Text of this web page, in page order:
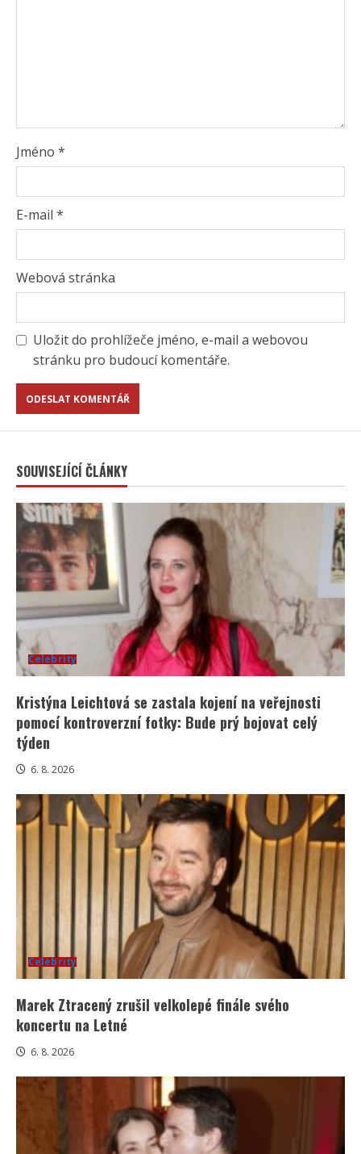
Jméno *
E-mail *
Webová stránka
Uložit do prohlížeče jméno, e-mail a webovou
stránku pro budoucí komentáře.
SOUVISEJÍCÍ ČLÁNKY
Celebrity
Kristýna Leichtová se zastala kojení na veřejnosti
pomocí kontroverzní fotky: Bude prý bojovat celý
týden
6. 8. 2026
Celebrity
Marek Ztracený zrušil velkolepé finále svého
koncertu na Letné
6. 8. 2026